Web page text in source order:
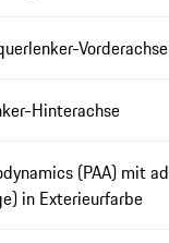
Vorderachse
Hinterachse
(PAA) mit
in Exterieurfarbe